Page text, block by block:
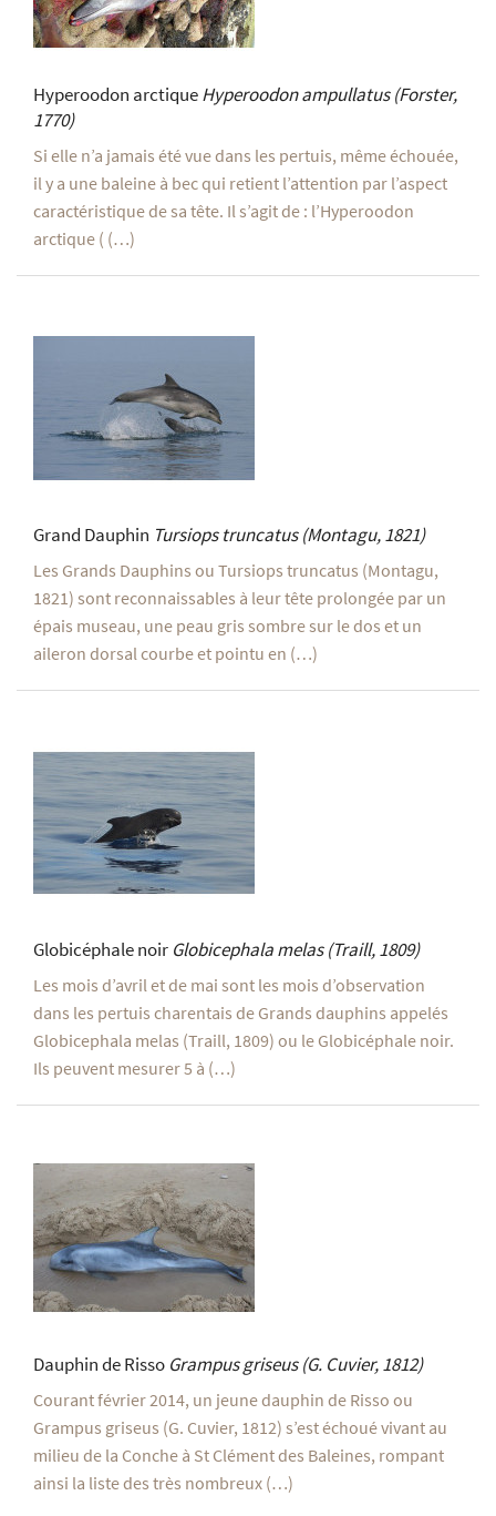
Hyperoodon arctiqueHyperoodon ampullatus(Forster,
1770)
Si elle n’a jamais été vue dans les pertuis, même échouée,
il y a une baleine à bec qui retient l’attention par l’aspect
caractéristique de sa tête. Il s’agit de : l’Hyperoodon
arctique ( (…)
Grand Dauphin Tursiops truncatus(Montagu, 1821)
Les Grands Dauphins ou Tursiops truncatus (Montagu,
1821) sont reconnaissables à leur tête prolongée par un
épais museau, une peau gris sombre sur le dos et un
aileron dorsal courbe et pointu en (…)
Globicéphale noir Globicephala melas(Traill, 1809)
Les mois d’avril et de mai sont les mois d’observation
dans les pertuis charentais de Grands dauphins appelés
Globicephala melas (Traill, 1809) ou le Globicéphale noir.
Ils peuvent mesurer 5 à (…)
Dauphin de Risso Grampus griseus(G. Cuvier, 1812)
Courant février 2014, un jeune dauphin de Risso ou
Grampus griseus (G. Cuvier, 1812) s’est échoué vivant au
milieu de la Conche à St Clément des Baleines, rompant
ainsi la liste des très nombreux (…)